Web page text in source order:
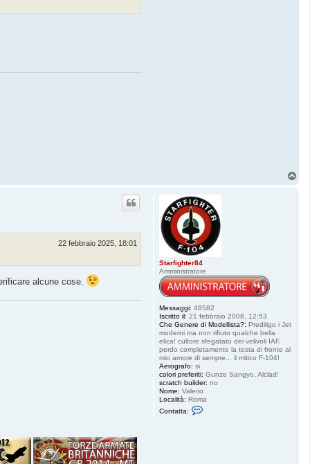
Starfighter84
Amministratore
Messaggi: 48582
Iscritto il: 21 febbraio 2008, 12:53
Che Genere di Modellista?: Prediligo i Jet
moderni ma non rifiuto qualche bella
elica! cultore sfegatato dei velivoli IAF,
perdo completamente la testa di fronte al
mio amore di sempre... il mitico F-104!
Aerografo: si
colori preferiti: Gunze Sangyo, Alclad!
scratch builder: no
Nome: Valerio
Località: Roma
Contatta:
22 febbraio 2025, 18:01
alcune cose.